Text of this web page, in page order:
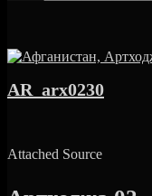
AR_arx0230
Attached Source